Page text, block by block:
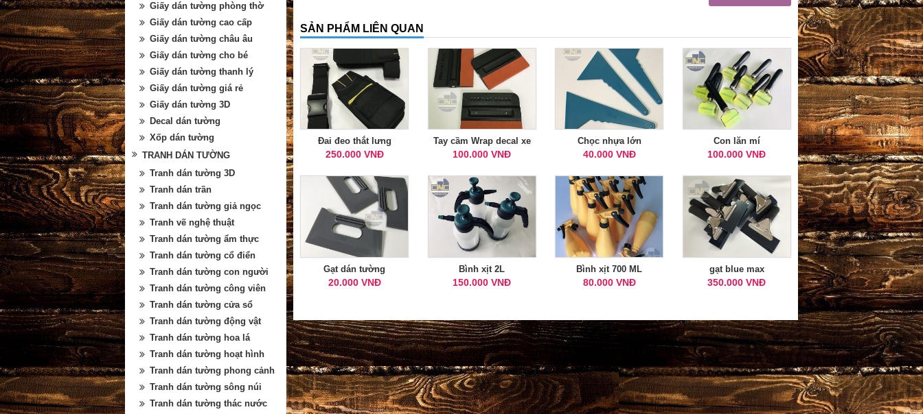
SẢN PHẨM LIÊN QUAN
Đai đeo thắt lưng
250.000 VNĐ
Tay cầm Wrap decal xe
100.000 VNĐ
Chọc nhựa lớn
40.000 VNĐ
Con lăn mí
100.000 VNĐ
Gạt dán tường
20.000 VNĐ
Bình xịt 2L
150.000 VNĐ
Bình xịt 700 ML
80.000 VNĐ
gạt blue max
350.000 VNĐ
Giấy dán tường phòng thờ
Giấy dán tường cao cấp
Giấy dán tường châu âu
Giấy dán tường cho bé
Giấy dán tường thanh lý
Giấy dán tường giá rẻ
Giấy dán tường 3D
Decal dán tường
Xốp dán tường
TRANH DÁN TƯỜNG
Tranh dán tường 3D
Tranh dán trần
Tranh dán tường giả ngọc
Tranh vẽ nghệ thuật
Tranh dán tường ẩm thực
Tranh dán tường cổ điển
Tranh dán tường con người
Tranh dán tường công viên
Tranh dán tường cửa sổ
Tranh dán tường động vật
Tranh dán tường hoa lá
Tranh dán tường hoạt hình
Tranh dán tường phong cảnh
Tranh dán tường sông núi
Tranh dán tường thác nước